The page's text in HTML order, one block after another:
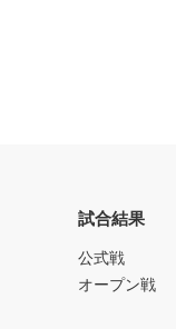
試合結果
公式戦
オープン戦